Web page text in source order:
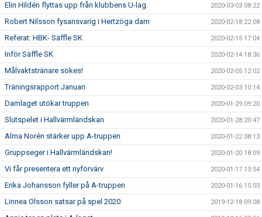
Elin Hildén flyttas upp från klubbens U-lag. 2020-03-03 08:22
Robert Nilsson fysansvarig i Hertzöga dam 2020-02-18 22:08
Referat: HBK- Säffle SK 2020-02-15 17:04
Inför Säffle SK 2020-02-14 18:36
Målvaktstränare sökes! 2020-02-05 12:02
Träningsrapport Januari 2020-02-03 10:14
Damlaget utökar truppen 2020-01-29 09:20
Slutspelet i Hallvärmländskan 2020-01-28 20:47
Alma Norén stärker upp A-truppen 2020-01-22 08:13
Gruppseger i Hallvärmländskan! 2020-01-20 18:09
Vi får presentera ett nyförvärv 2020-01-17 13:54
Erika Johansson fyller på A-truppen 2020-01-16 15:03
Linnea Olsson satsar på spel 2020 2019-12-18 09:08